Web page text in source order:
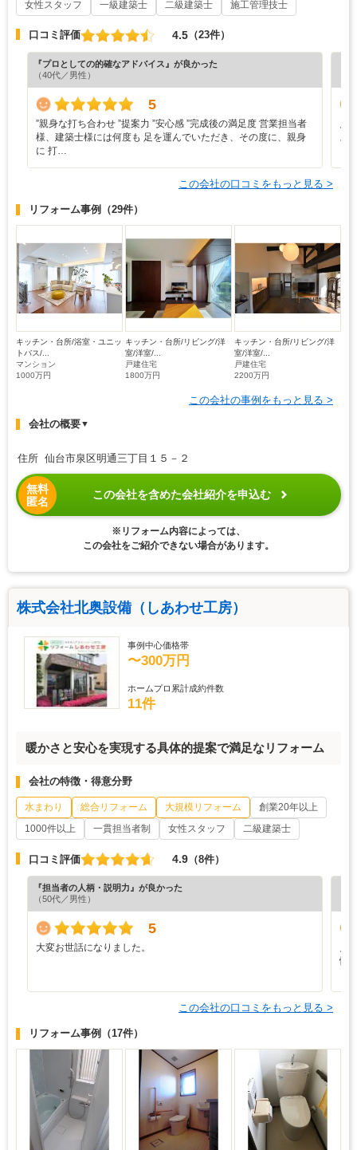
女性スタッフ 一級建築士 二級建築士 施工管理技士
口コミ評価 4.5 （23件）
『プロとしての的確なアドバイス』が良かった
（40代／男性）
5
”‬親身な打ち合わせ ‪”‬提案力 ‪”‬安心感 ‪”‬完成後の満足度 営業担当者
様、建築士様には何度も 足を運んでいただき、その度に、親身
に 打…
この会社の口コミをもっと見る >
リフォーム事例 （29件）
キッチン・台所/浴室・ユニッ
トバス/...
マンション
1000万円
キッチン・台所/リビング/洋
室/洋室/...
戸建住宅
1800万円
キッチン・台所/リビング/洋
室/洋室/...
戸建住宅
2200万円
この会社の事例をもっと見る >
会社の概要▼
住所 仙台市泉区明通三丁目１５－２
無料
匿名
この会社を含めた会社紹介を申込む
※リフォーム内容によっては、
この会社をご紹介できない場合があります。
株式会社北奥設備（しあわせ工房）
事例中心価格帯
〜300万円
ホームプロ累計成約件数
11件
暖かさと安心を実現する具体的提案で満足なリフォーム
会社の特徴・得意分野
水まわり 総合リフォーム 大規模リフォーム
創業20年以上
1000件以上
一貫担当者制 女性スタッフ 二級建築士
口コミ評価 4.9 （8件）
『担当者の人柄・説明力』が良かった
（50代／男性）
5
大変お世話になりました。
忙
この会社の口コミをもっと見る >
リフォーム事例 （17件）